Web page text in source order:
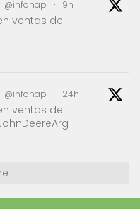
@infonap · 9h
ventas de
@infonap · 24h
ventas de